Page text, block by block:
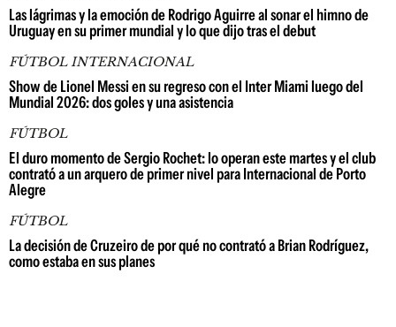
Las lágrimas y la emoción de Rodrigo Aguirre al sonar el himno de
Uruguay en su primer mundial y lo que dijo tras el debut
FÚTBOL INTERNACIONAL
Show de Lionel Messi en su regreso con el Inter Miami luego del
Mundial 2026: dos goles y una asistencia
FÚTBOL
El duro momento de Sergio Rochet: lo operan este martes y el club
contrató a un arquero de primer nivel para Internacional de Porto
Alegre
FÚTBOL
La decisión de Cruzeiro de por qué no contrató a Brian Rodríguez,
como estaba en sus planes